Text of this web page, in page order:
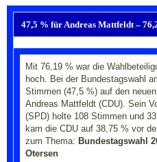
47,5 % für Andreas Mattfeldt –
Mit 76,19 % war die
hoch. Bei der Bundestagswahl
Stimmen (47,5 %) auf den
Andreas Mattfeldt (CDU). Sein
(SPD) holte 108 Stimmen und
kam die CDU auf 38,75 % vor
zum Thema: Bundestagswahl
Otersen